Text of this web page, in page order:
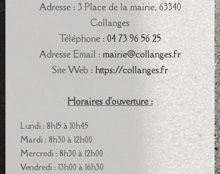
Adresse : 3 Place de la mairie, 63340
Collanges
Téléphone : 04 73 96 56 25
Adresse Email : mairie@collanges.fr
Site Web : https://collanges.fr
Horaires d'ouverture :
Lundi : 8h15 à 10h45
Mardi : 8h30 à 12h00
Mercredi : 8h30 à 12h00
Vendredi : 13h00 à 16h30